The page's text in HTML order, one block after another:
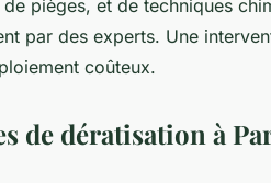
pièges, et de techniques
par des experts. Une
coûteux.
de dératisation à